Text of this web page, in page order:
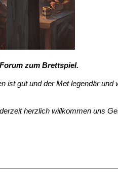
zum Brettspiel.
gut und der Met legendär
herzlich willkommen uns